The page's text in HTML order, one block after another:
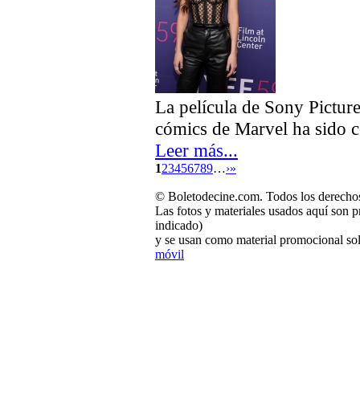
La película de Sony
cómics de Marvel ha sido
Leer más...
123456789…›»
© Boletodecine.com. Todos los
Las fotos y materiales usados aquí son
indicado)
y se usan como material promocional
móvil